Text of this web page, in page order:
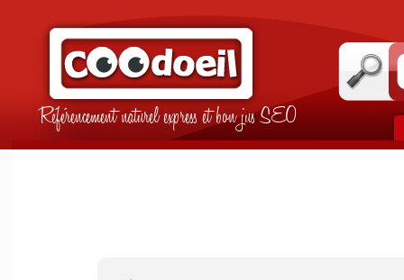
Référencement naturel express et bon jus SEO